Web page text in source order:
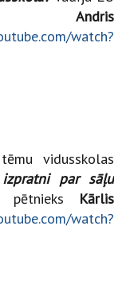
Andris
watch?
vidusskolas
par sāļu
Kārlis
watch?